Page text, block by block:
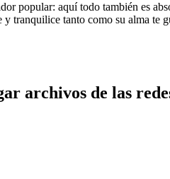
popular: aquí todo también es
tranquilice tanto como su alma te
archivos de las